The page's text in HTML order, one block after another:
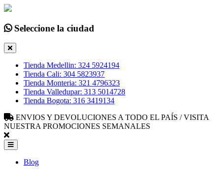
Seleccione la ciudad
Tienda Medellin: 324 5924194
Tienda Cali: 304 5823937
Tienda Monteria: 321 4796323
Tienda Valledupar: 313 5014728
Tienda Bogota: 316 3419134
ENVIOS Y DEVOLUCIONES A TODO EL PAÍS / VISITA
NUESTRA PROMOCIONES SEMANALES
Blog